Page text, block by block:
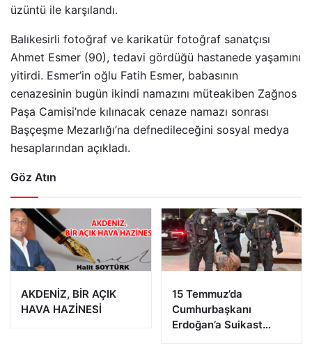
üzüntü ile karşılandı.
Balıkesirli fotoğraf ve karikatür fotoğraf sanatçısı
Ahmet Esmer (90), tedavi gördüğü hastanede yaşamını
yitirdi. Esmer’in oğlu Fatih Esmer, babasının
cenazesinin bugün ikindi namazını müteakiben Zağnos
Paşa Camisi’nde kılınacak cenaze namazı sonrası
Başçeşme Mezarlığı’na defnedileceğini sosyal medya
hesaplarından açıkladı.
Göz Atın
AKDENİZ, BİR AÇIK
HAVA HAZİNESİ
15 Temmuz’da
Cumhurbaşkanı
Erdoğan’a Suikast